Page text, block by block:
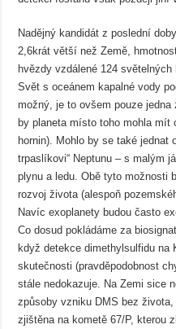
Nadějný kandidát z poslední
2,6krát větší než Země,
hvězdy vzdálené 124
Svět s oceánem kapalné vody
možný, je to ovšem pouze
by planeta místo toho mohla
hornin). Mohlo by se také jednat
trpaslíkovi“ Neptunu – s malým
plynu a ledu. Obě tyto možnosti
rozvoj života (alespoň
Navíc exoplanety budou často
Co dosud pokládáme za
když detekce dimethylsulfidu na
skutečnosti (pravděpodobnost
stále nedokazuje. Na Zemi sice
způsoby vzniku DMS bez
zjištěna na kometě 67/P, kterou